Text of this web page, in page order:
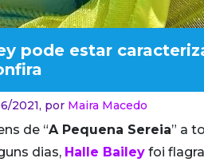
pode estar
2021, por Maira Macedo
de “A Pequena Sereia” a
dias, Halle Bailey foi